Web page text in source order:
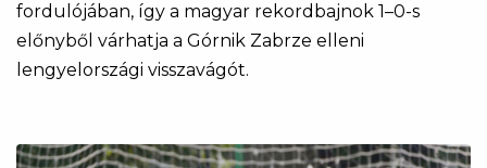
fordulójában, így a magyar rekordbajnok 1–0-s
előnyből várhatja a Górnik Zabrze elleni
lengyelországi visszavágót.